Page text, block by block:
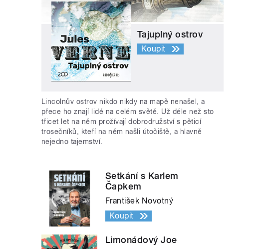
Tajuplný ostrov
Koupit
Lincolnův ostrov nikdo nikdy na mapě nenašel, a
přece ho znají lidé na celém světě. Už déle než sto
třicet let na něm prožívají dobrodružství s pěticí
trosečníků, kteří na něm našli útočiště, a hlavně
nejedno tajemství.
Setkání s Karlem
Čapkem
František Novotný
Koupit
Limonádový Joe